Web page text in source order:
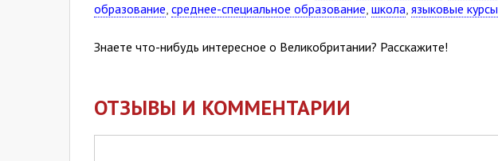
образование, среднее-специальное образование, школа, языковые курсы
Знаете что-нибудь интересное о Великобритании? Расскажите!
ОТЗЫВЫ И КОММЕНТАРИИ